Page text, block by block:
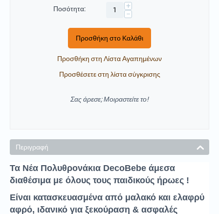
Ποσότητα:
+
−
Προσθήκη στο Καλάθι
Προσθήκη στη Λίστα Αγαπημένων
Προσθέσετε στη λίστα σύγκρισης
Σας άρεσε; Μοιραστείτε το!
Περιγραφή
Τα Νέα Πολυθρονάκια DecoBebe άμεσα
διαθέσιμα με όλους τους παιδικούς ήρωες !
Είναι κατασκευασμένα από μαλακό και ελαφρύ
αφρό, ιδανικό για ξεκούραση & ασφαλές